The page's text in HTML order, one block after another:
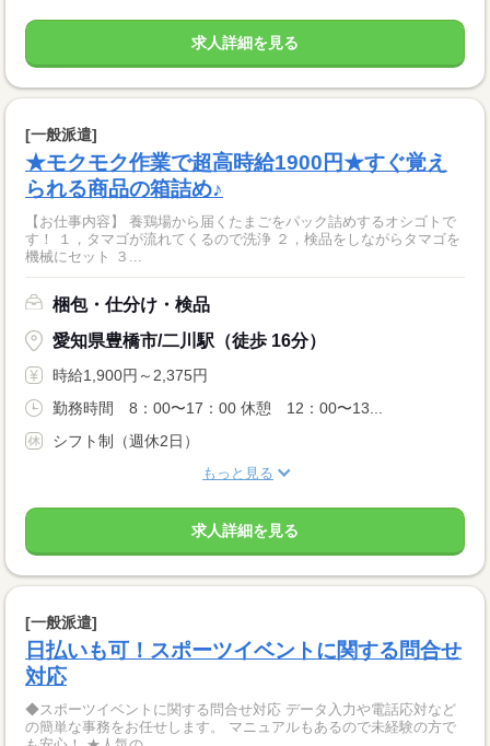
求人詳細を見る
[一般派遣]
★モクモク作業で超高時給1900円★すぐ覚え
られる商品の箱詰め♪
【お仕事内容】 養鶏場から届くたまごをパック詰めするオシゴトで
す！ １，タマゴが流れてくるので洗浄 ２，検品をしながらタマゴを
機械にセット ３...
梱包・仕分け・検品
愛知県豊橋市/二川駅（徒歩 16分）
時給1,900円～2,375円
勤務時間 8：00〜17：00 休憩 12：00〜13...
シフト制（週休2日）
もっと見る
求人詳細を見る
[一般派遣]
日払いも可！スポーツイベントに関する問合せ
対応
◆スポーツイベントに関する問合せ対応 データ入力や電話応対など
の簡単な事務をお任せします。 マニュアルもあるので未経験の方で